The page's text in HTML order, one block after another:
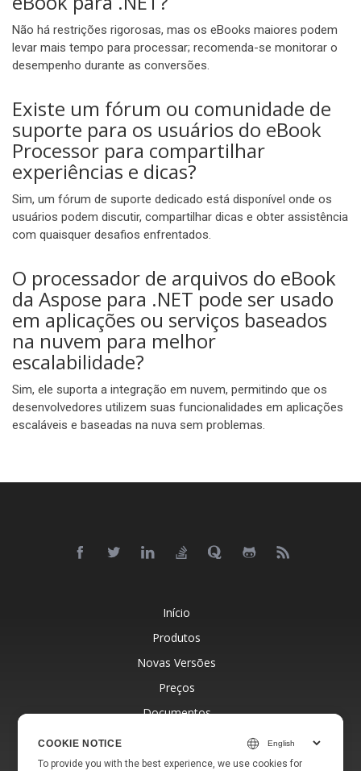
Não há restrições rigorosas, mas os eBooks maiores podem
levar mais tempo para processar; recomenda-se monitorar o
desempenho durante as conversões.
Existe um fórum ou comunidade de
suporte para os usuários do eBook
Processor para compartilhar
experiências e dicas?
Sim, um fórum de suporte dedicado está disponível onde os
usuários podem discutir, compartilhar dicas e obter assistência
com quaisquer desafios enfrentados.
O processador de arquivos do eBook
da Aspose para .NET pode ser usado
em aplicações ou serviços baseados
na nuvem para melhor
escalabilidade?
Sim, ele suporta a integração em nuvem, permitindo que os
desenvolvedores utilizem suas funcionalidades em aplicações
escaláveis e baseadas na nuva sem problemas.
Início
Produtos
Novas Versões
Preços
Documentos
Blog
COOKIE NOTICE
To provide you with the best experience, we use cookies for